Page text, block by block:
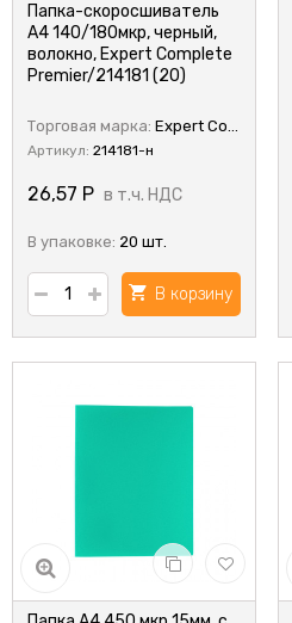
Папка-скоросшиватель
А4 140/180мкр, черный,
волокно, Expert Complete
Premier/214181 (20)
Торговая марка: Expert Complete
Артикул: 214181-н
26,57 Р в т.ч. НДС
В упаковке: 20 шт.
В корзину